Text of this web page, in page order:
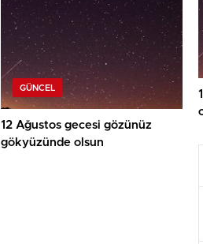
GÜNCEL
12 Ağustos gecesi gözünüz
gökyüzünde olsun